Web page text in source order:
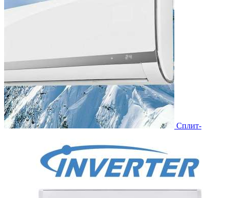
Сплит-